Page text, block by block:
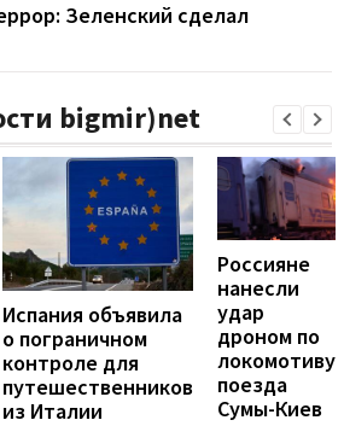
Зеленский сделал
bigmir)net
Испания объявила
о пограничном
контроле для
путешественников
из Италии
Россияне
нанесли
удар
дроном по
локомотиву
поезда
Сумы-Киев